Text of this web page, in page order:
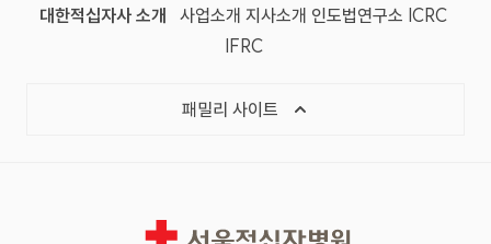
대한적십자사 소개 (새 창)
사업소개 (새 창)
지사소개 (새 창)
인도법연구소 (새 창)
ICRC(국제
IFRC(국제적십자사연맹, 새 창)
패밀리 사이트 목록 열기
서울적십자병원